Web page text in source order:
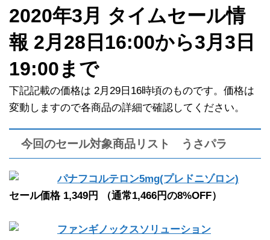
2020年3月 タイムセール情
報 2月28日16:00から3月3日
19:00まで
下記記載の価格は 2月29日16時頃のものです。価格は
変動しますので各商品の詳細で確認してください。
今回のセール対象商品リスト うさパラ
パナフコルテロン5mg(プレドニゾロン)
セール価格 1,349円 （通常1,466円の8%OFF）
ファンギノックスソリューション